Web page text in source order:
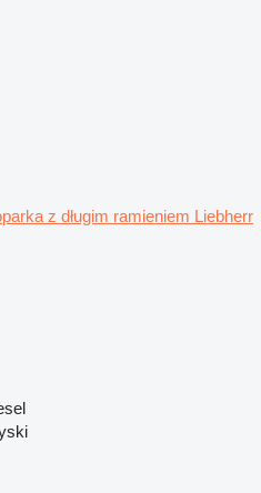
z długim ramieniem Liebherr